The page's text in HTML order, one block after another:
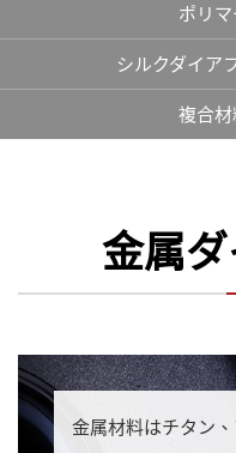
ポリ
シルクダイア
複合
金属
金属材料はチタン